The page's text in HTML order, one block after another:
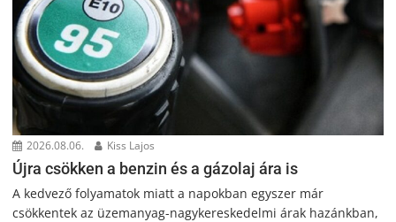
2026.08.06. Kiss Lajos
Újra csökken a benzin és a gázolaj ára is
A kedvező folyamatok miatt a napokban egyszer már
csökkentek az üzemanyag-nagykereskedelmi árak hazánkban,